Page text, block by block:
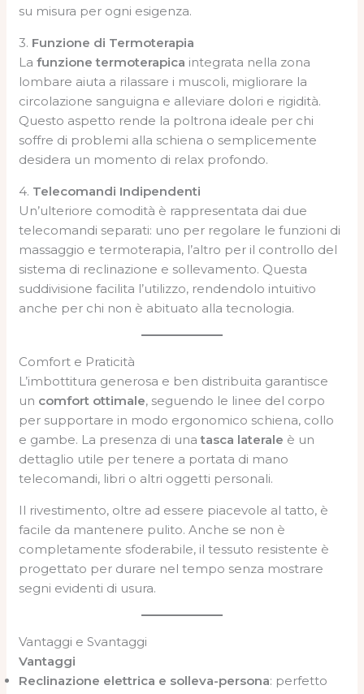
su misura per ogni esigenza.
3. Funzione di Termoterapia
Lafunzione termoterapica integrata nella zona
lombare aiuta a rilassare i muscoli, migliorare la
circolazione sanguigna e alleviare dolori e rigidità.
Questo aspetto rende la poltrona ideale per chi
soffre di problemi alla schiena o semplicemente
desidera un momento di relax profondo.
4. Telecomandi Indipendenti
Un’ulteriore comodità è rappresentata dai due
telecomandi separati: uno per regolare le funzioni di
massaggio e termoterapia, l’altro per il controllo del
sistema di reclinazione e sollevamento. Questa
suddivisione facilita l’utilizzo, rendendolo intuitivo
anche per chi non è abituato alla tecnologia.
Comfort e Praticità
L’imbottitura generosa e ben distribuita garantisce
un comfort ottimale, seguendo le linee del corpo
per supportare in modo ergonomico schiena, collo
e gambe. La presenza di unatasca laterale è un
dettaglio utile per tenere a portata di mano
telecomandi, libri o altri oggetti personali.
Il rivestimento, oltre ad essere piacevole al tatto, è
facile da mantenere pulito. Anche se non è
completamente sfoderabile, il tessuto resistente è
progettato per durare nel tempo senza mostrare
segni evidenti di usura.
Vantaggi e Svantaggi
Vantaggi
Reclinazione elettrica e solleva-persona: perfetto